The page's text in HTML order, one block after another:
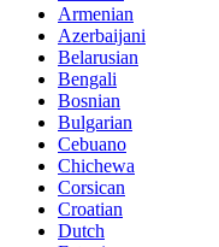
Armenian
Azerbaijani
Belarusian
Bengali
Bosnian
Bulgarian
Cebuano
Chichewa
Corsican
Croatian
Dutch